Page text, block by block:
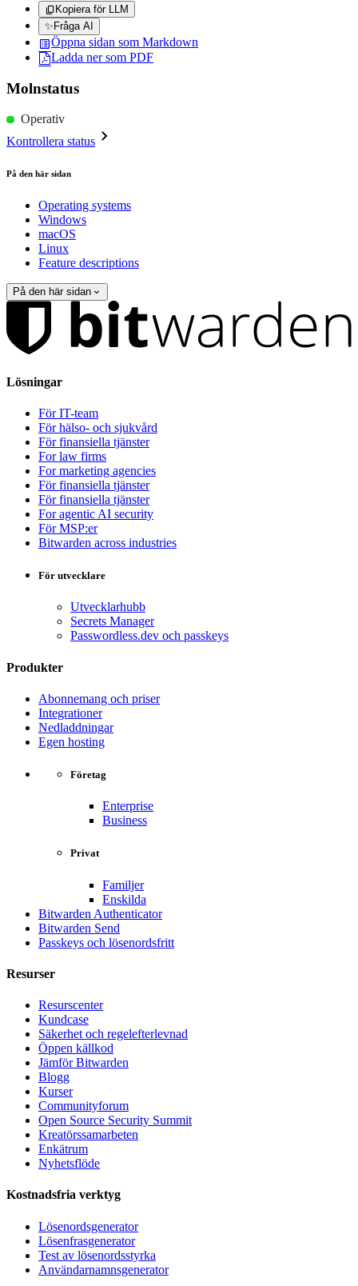
Kopiera för LLM
✨ Fråga AI
Öppna sidan som Markdown
Ladda ner som PDF
Molnstatus
Operativ
Kontrollera status
På den här sidan
Operating systems
Windows
macOS
Linux
Feature descriptions
På den här sidan
Lösningar
För IT-team
För hälso- och sjukvård
För finansiella tjänster
For law firms
For marketing agencies
För finansiella tjänster
För finansiella tjänster
For agentic AI security
För MSP:er
Bitwarden across industries
För utvecklare
Utvecklarhubb
Secrets Manager
Passwordless.dev och passkeys
Produkter
Abonnemang och priser
Integrationer
Nedladdningar
Egen hosting
Företag
Enterprise
Business
Privat
Familjer
Enskilda
Bitwarden Authenticator
Bitwarden Send
Passkeys och lösenordsfritt
Resurser
Resurscenter
Kundcase
Säkerhet och regelefterlevnad
Öppen källkod
Jämför Bitwarden
Blogg
Kurser
Communityforum
Open Source Security Summit
Kreatörssamarbeten
Enkätrum
Nyhetsflöde
Kostnadsfria verktyg
Lösenordsgenerator
Lösenfrasgenerator
Test av lösenordsstyrka
Användarnamnsgenerator